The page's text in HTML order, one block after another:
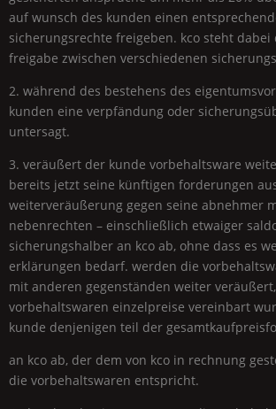
auf wunsch des kunden einen
sicherungsrechte freigeben. kco steht
freigabe zwischen verschiedenen
2. während des bestehens des
kunden eine verpfändung oder
untersagt.
3. veräußert der kunde vorbehaltsware
bereits jetzt seine künftigen forderungen
weiterveräußerung gegen seine abnehmer
nebenrechten – einschließlich etwaiger
sicherungshalber an kco ab, ohne dass es
erklärungen bedarf. werden die
mit anderen gegenständen weiter
vorbehaltswaren einzelpreise vereinbart
kunde denjenigen teil der
an kco ab, der dem von kco in rechnung
die vorbehaltswaren entspricht.